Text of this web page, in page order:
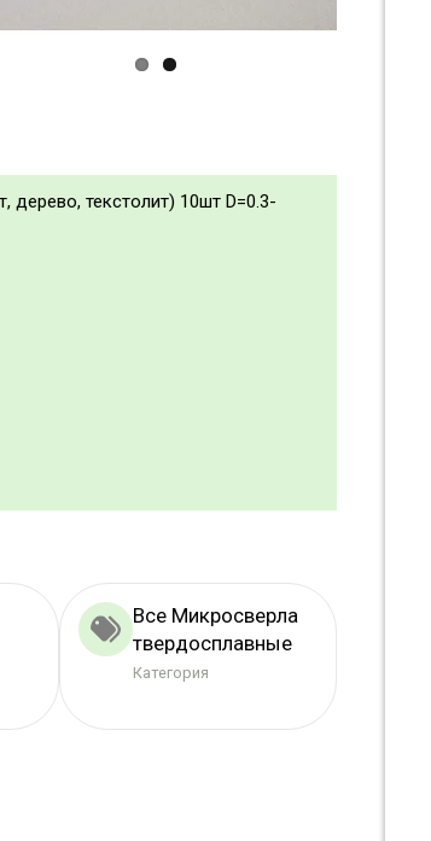
дерево, текстолит) 10шт D=0.3-
Все Микросверла
твердосплавные
Категория